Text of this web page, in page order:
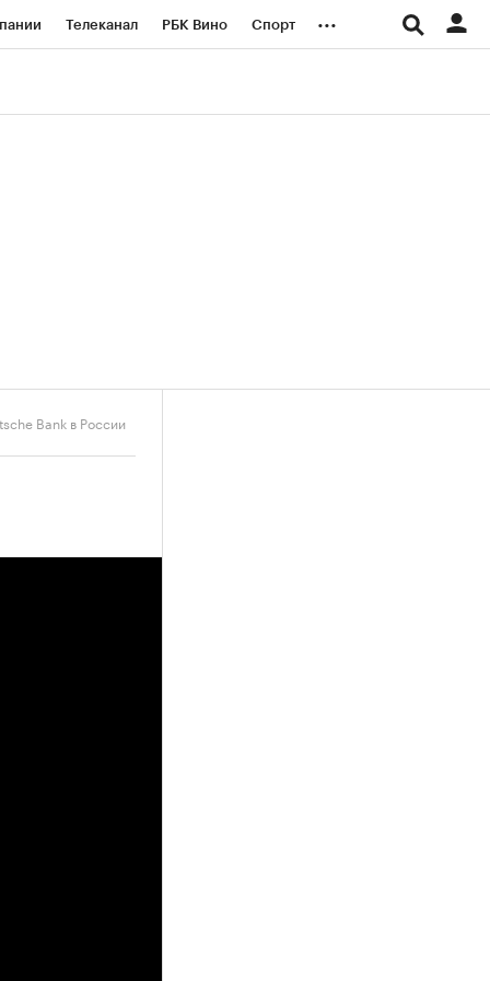
Телеканал РБК Вино Спорт ...
Bank в России